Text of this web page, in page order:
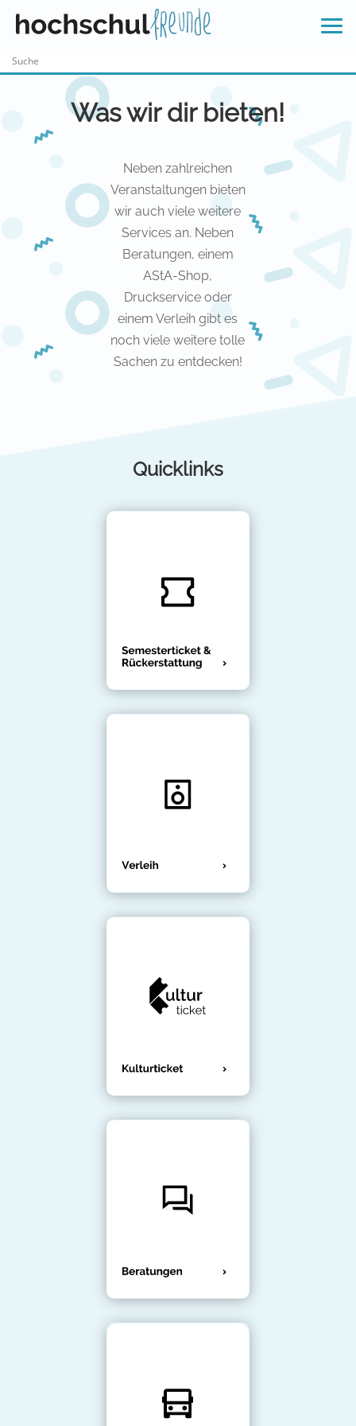
Was wir dir bieten!
Neben zahlreichen
Veranstaltungen bieten
wir auch viele weitere
Services an. Neben
Beratungen, einem
AStA-Shop,
Druckservice oder
einem Verleih gibt es
noch viele weitere tolle
Sachen zu entdecken!
Quicklinks